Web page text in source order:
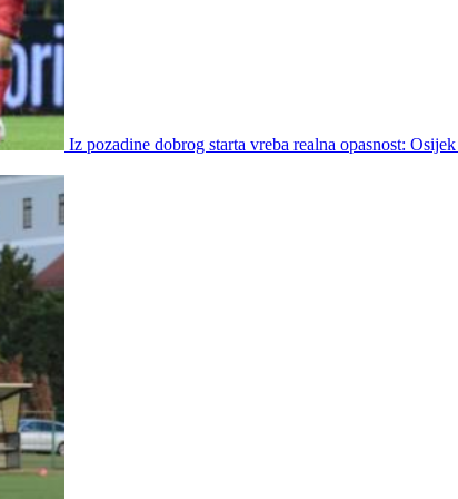
Iz pozadine dobrog starta vreba realna opasnost: Osijek